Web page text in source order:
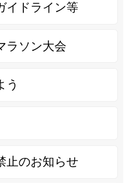
イドライン等
ラソン大会
う
止のお知らせ